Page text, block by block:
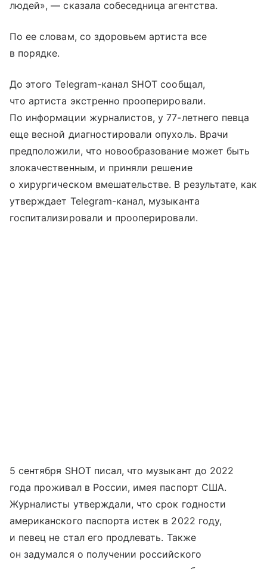
людей», — сказала собеседница агентства.
По ее словам, со здоровьем артиста все
в порядке.
До этого Telegram-канал SHOT сообщал,
что артиста экстренно прооперировали.
По информации журналистов, у 77-летнего певца
еще весной диагностировали опухоль. Врачи
предположили, что новообразование может быть
злокачественным, и приняли решение
о хирургическом вмешательстве. В результате, как
утверждает Telegram-канал, музыканта
госпитализировали и прооперировали.
5 сентября SHOT писал, что музыкант до 2022
года проживал в России, имея паспорт США.
Журналисты утверждали, что срок годности
американского паспорта истек в 2022 году,
и певец не стал его продлевать. Также
он задумался о получении российского